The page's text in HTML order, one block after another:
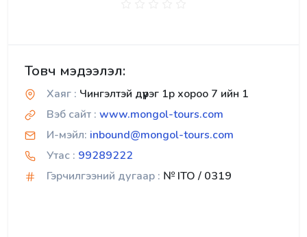
Товч мэдээлэл:
Хаяг : Чингэлтэй дүүрэг 1р хороо 7 ийн 1
Вэб сайт : www.mongol-tours.com
И-мэйл: inbound@mongol-tours.com
Утас : 99289222
Гэрчилгээний дугаар : № ITO / 0319